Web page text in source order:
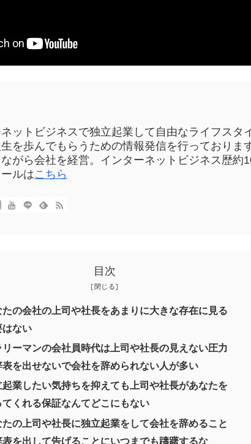
ットビジネスで独立起業して自由なライフスタ
を歩んでもらうための情報発信を行っておりま
がら会社を経営。インターネットビジネス歴約
ルはこちら
目次
たの会社の上司や社長をあまりに大きな存在に見る
はない
リーマンの会社員時代は上司や社長の見えない圧力
表を出せないで会社を辞められない人が多い
起業したい気持ちを抑えても上司や社長があなたを
てくれる保証なんてどこにもない
たの上司や社長に独立起業をして会社を辞めること
表を出して告げることにいつまでも躊躇するな